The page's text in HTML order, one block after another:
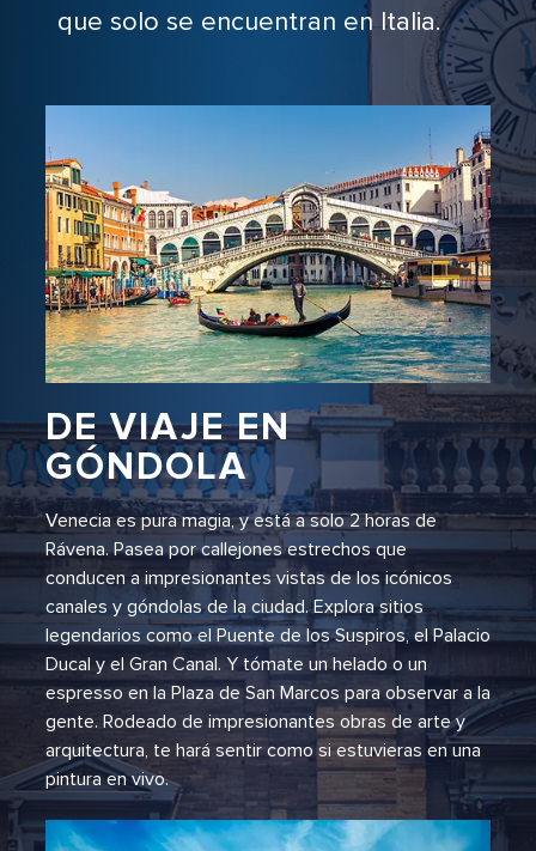
que solo se encuentran en Italia.
DE VIAJE EN
GÓNDOLA
Venecia es pura magia, y está a solo 2 horas de
Rávena. Pasea por callejones estrechos que
conducen a impresionantes vistas de los icónicos
canales y góndolas de la ciudad. Explora sitios
legendarios como el Puente de los Suspiros, el Palacio
Ducal y el Gran Canal. Y tómate un helado o un
espresso en la Plaza de San Marcos para observar a la
gente. Rodeado de impresionantes obras de arte y
arquitectura, te hará sentir como si estuvieras en una
pintura en vivo.